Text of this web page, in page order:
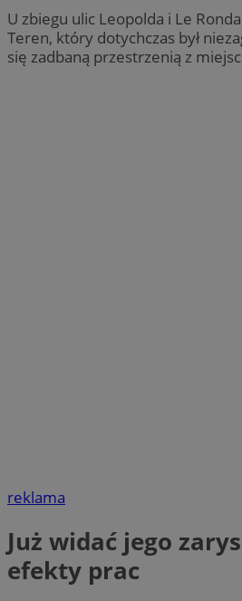
U zbiegu ulic Leopolda i Le
Teren, który dotychczas był
się zadbaną przestrzenią z
reklama
Już widać jego
efekty prac